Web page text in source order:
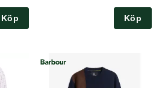
Köp Köp